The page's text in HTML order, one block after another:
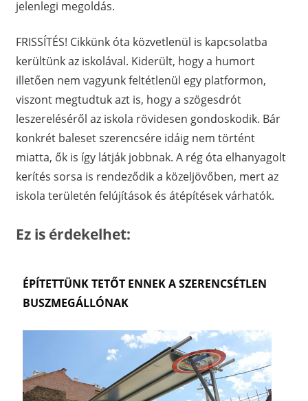
jelenlegi megoldás.
FRISSÍTÉS! Cikkünk óta közvetlenül is kapcsolatba
kerültünk az iskolával. Kiderült, hogy a humort
illetően nem vagyunk feltétlenül egy platformon,
viszont megtudtuk azt is, hogy a szögesdrót
leszereléséről az iskola rövidesen gondoskodik. Bár
konkrét baleset szerencsére idáig nem történt
miatta, ők is így látják jobbnak. A rég óta elhanyagolt
kerítés sorsa is rendeződik a közeljövőben, mert az
iskola területén felújítások és átépítések várhatók.
Ez is érdekelhet:
ÉPÍTETTÜNK TETŐT ENNEK A SZERENCSÉTLEN
BUSZMEGÁLLÓNAK